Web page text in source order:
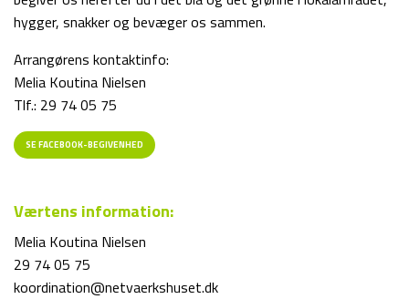
hygger, snakker og bevæger os sammen.
Arrangørens kontaktinfo:
Melia Koutina Nielsen
Tlf.: 29 74 05 75
SE FACEBOOK-BEGIVENHED
Værtens information:
Melia Koutina Nielsen
29 74 05 75
koordination@netvaerkshuset.dk